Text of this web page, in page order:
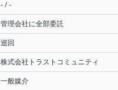
- / -
管理会社に全部委託
巡回
株式会社トラストコミュニティ
一般媒介